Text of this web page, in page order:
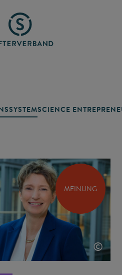
SCIENCE
MEINUNG
©